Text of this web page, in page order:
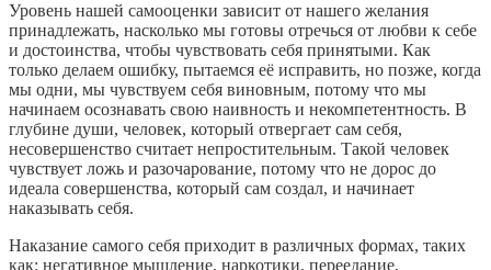
Уровень нашей самооценки зависит от нашего желания
принадлежать, насколько мы готовы отречься от любви к себе
и достоинства, чтобы чувствовать себя принятыми. Как
только делаем ошибку, пытаемся её исправить, но позже, когда
мы одни, мы чувствуем себя виновным, потому что мы
начинаем осознавать свою наивность и некомпетентность. В
глубине души, человек, который отвергает сам себя,
несовершенство считает непростительным. Такой человек
чувствует ложь и разочарование, потому что не дорос до
идеала совершенства, который сам создал, и начинает
наказывать себя.
Наказание самого себя приходит в различных формах, таких
как: негативное мышление, наркотики, переедание,